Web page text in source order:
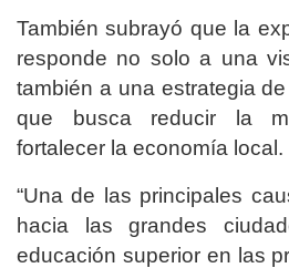
También subrayó que la
responde no solo a una
también a una estrategia
que busca reducir la
fortalecer la economía local.
“Una de las principales
hacia las grandes
educación superior en las